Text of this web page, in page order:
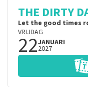
THE DIRTY
Let the good times
VRIJDAG
22JANUARI
2027